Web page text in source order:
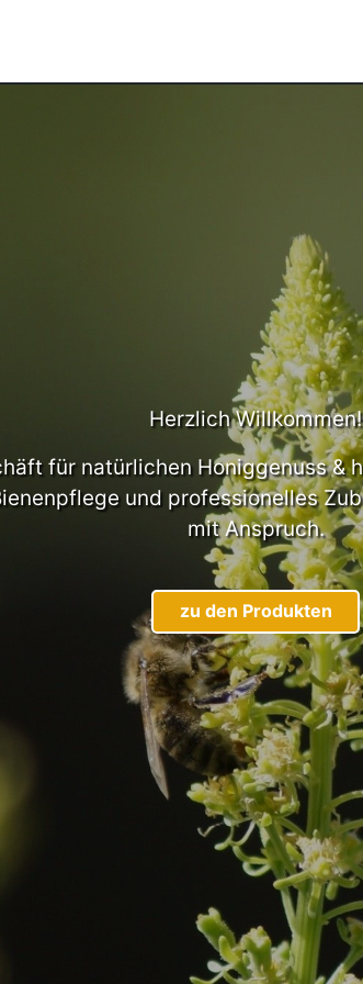
Herzlich Willkommen!
für natürlichen Honiggenuss &
und professionelles
mit Anspruch.
zu den Produkten